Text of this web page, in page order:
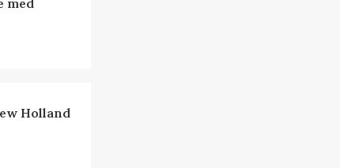
Holland